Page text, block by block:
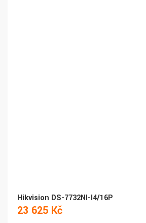
Hikvision DS-7732NI-I4/16P
23 625 Kč